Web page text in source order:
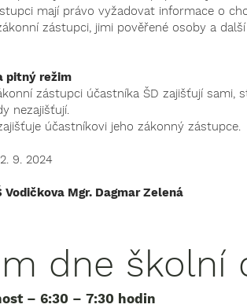
mají právo vyžadovat informace o
zástupci, jimi pověřené osoby a
pitný režim
zástupci účastníka ŠD zajišťují sami,
nezajišťují.
účastníkovi jeho zákonný zástupce.
9. 2024
ZŠ Vodičkova Mgr. Dagmar
dne školní
– 6:30 – 7:30 hodin